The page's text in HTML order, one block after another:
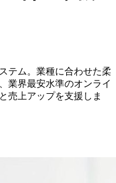
テム。業種に合わせた柔
業界最安水準のオンライ
売上アップを支援しま